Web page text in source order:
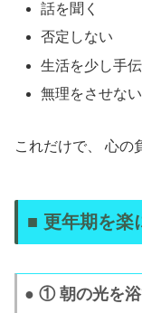
話を聞く
否定しない
生活を少し手伝
無理をさせない
これだけで、 心の
■ 更年期を楽
● ① 朝の光を